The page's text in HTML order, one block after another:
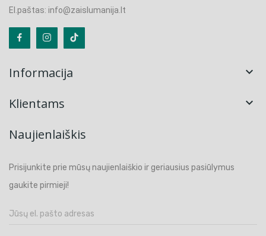
El.paštas: info@zaislumanija.lt
Informacija 
Klientams 
Naujienlaiškis
Prisijunkite prie mūsų naujienlaiškio ir geriausius pasiūlymus
gaukite pirmieji!